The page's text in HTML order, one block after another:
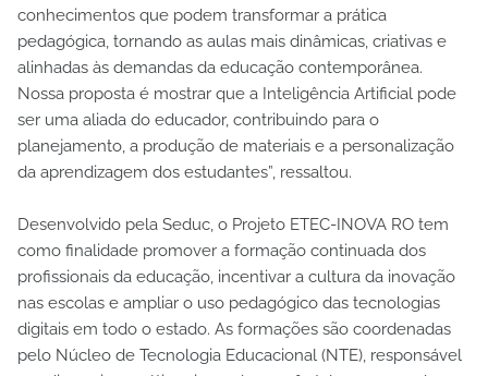
conhecimentos que podem transformar a prática
pedagógica, tornando as aulas mais dinâmicas, criativas e
alinhadas às demandas da educação contemporânea.
Nossa proposta é mostrar que a Inteligência Artificial pode
ser uma aliada do educador, contribuindo para o
planejamento, a produção de materiais e a personalização
da aprendizagem dos estudantes”, ressaltou.
Desenvolvido pela Seduc, o Projeto ETEC-INOVA RO tem
como finalidade promover a formação continuada dos
profissionais da educação, incentivar a cultura da inovação
nas escolas e ampliar o uso pedagógico das tecnologias
digitais em todo o estado. As formações são coordenadas
pelo Núcleo de Tecnologia Educacional (NTE), responsável